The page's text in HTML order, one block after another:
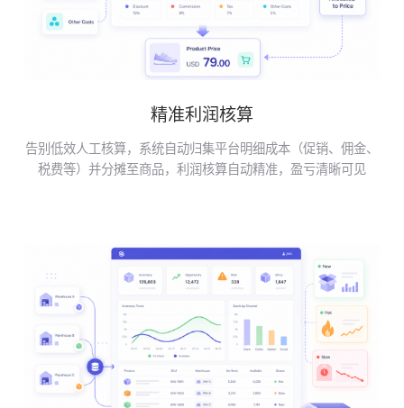
精准利润核算
告别低效人工核算，系统自动归集平台明细成本（促销、佣金、
税费等）并分摊至商品，利润核算自动精准，盈亏清晰可见